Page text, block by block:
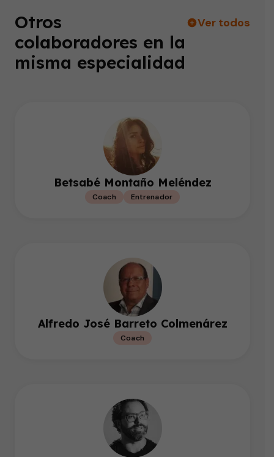
Otros
colaboradores en la
misma especialidad
Ver todos
Betsabé Montaño Meléndez
Coach Entrenador
Alfredo José Barreto Colmenárez
Coach